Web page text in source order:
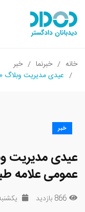
خانه خبرنما
خبر
عیدی مدیریت وبلاگ
خبر
عیدی مدیریت
عمومی علامه
866 بازدید یکشنبه ۲۱ اسفند